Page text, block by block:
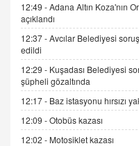
15.09.2025 16:17
SEHER EREK
Kış Ayları
9.12.2025 10:11
İNCİ GÜL
Trump
06.07.2026 13:00
12:49 -Adana Altın Koza'nın
açıklandı
12:37 -Avcılar Belediyesi
edildi
12:29 - Kuşadası Belediyesi
şüpheli gözaltında
12:17 - Baz istasyonu hırsızı
12:09 -Otobüs kazası
12:02 - Motosiklet kazası